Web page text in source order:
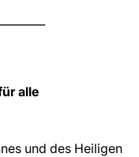
alle
und des Heiligen